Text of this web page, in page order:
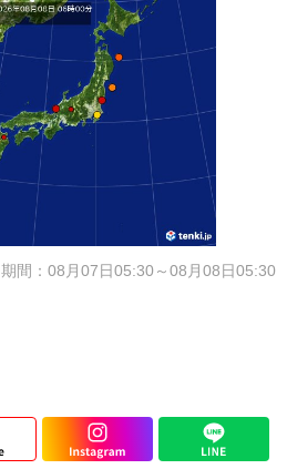
期間：08月07日05:30～08月08日05:30